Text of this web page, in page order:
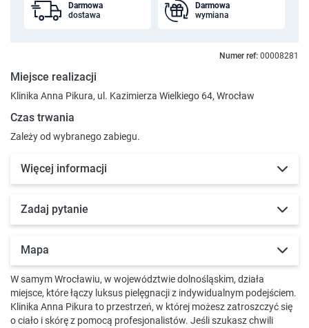
Darmowa
dostawa
Darmowa
wymiana
Numer ref: 00008281
Miejsce realizacji
Klinika Anna Pikura, ul. Kazimierza Wielkiego 64, Wrocław
Czas trwania
Zależy od wybranego zabiegu.
Więcej informacji
Zadaj pytanie
Mapa
W samym Wrocławiu, w województwie dolnośląskim, działa
miejsce, które łączy luksus pielęgnacji z indywidualnym podejściem.
Klinika Anna Pikura to przestrzeń, w której możesz zatroszczyć się
o ciało i skórę z pomocą profesjonalistów. Jeśli szukasz chwili